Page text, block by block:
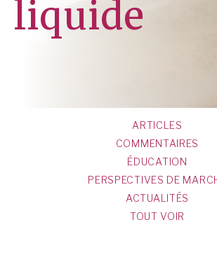
liquide
ARTICLES
COMMENTAIRES
ÉDUCATION
PERSPECTIVES DE
ACTUALITÉS
TOUT VOIR